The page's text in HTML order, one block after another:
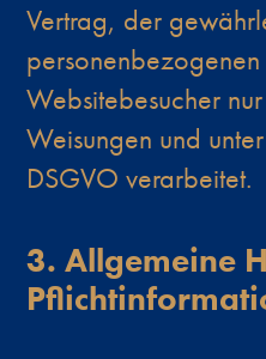
Vertrag, der
Websitebesucher
Weisungen und
DSGVO verarbeitet.
3. Allgemeine